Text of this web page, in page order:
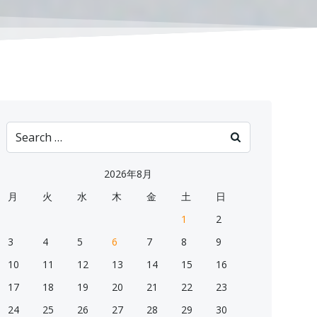
Search
for:
2026年8月
月
火 水 木 金 土
日
1
2
3
4 5 6 7 8
9
10
11 12 13 14 15
16
17
18 19 20 21 22
23
24
25 26 27 28 29 30